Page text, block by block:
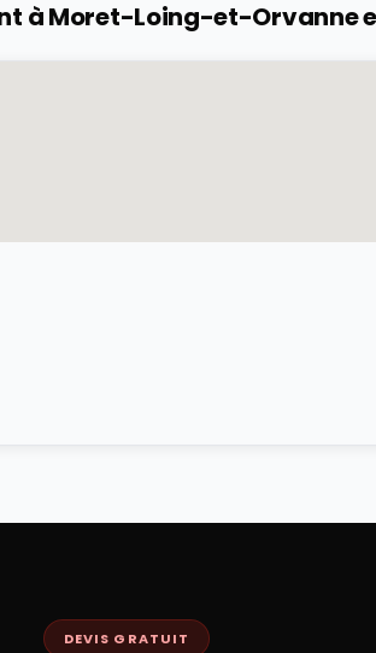
àMoret-Loing-et-Orvanne
DEVIS GRATUIT